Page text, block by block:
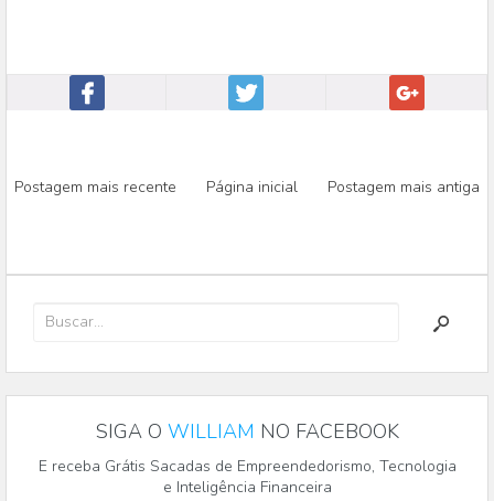
Postagem mais recente Página inicial Postagem mais antiga
SIGA O WILLIAM NO FACEBOOK
E receba Grátis Sacadas de Empreendedorismo, Tecnologia
e Inteligência Financeira